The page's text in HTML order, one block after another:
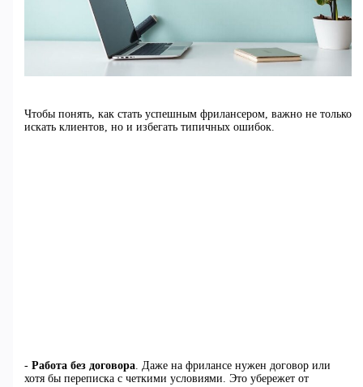
Чтобы понять, как стать успешным фрилансером, важно не только
искать клиентов, но и избегать типичных ошибок.
- Работа без договора. Даже на фрилансе нужен договор или
хотя бы переписка с четкими условиями. Это убережет от